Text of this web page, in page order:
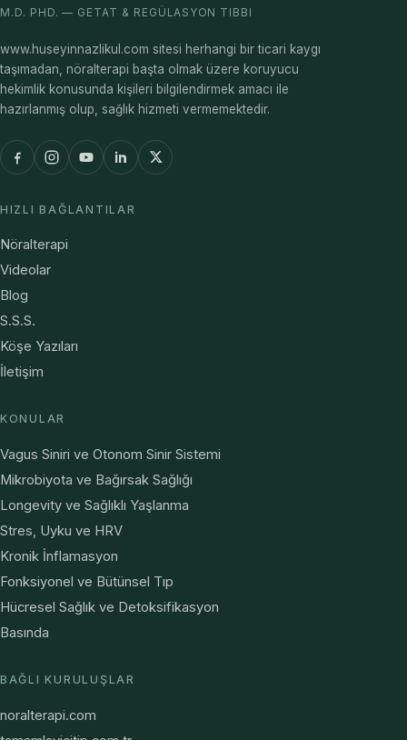
M.D. PHD. — GETAT & REGÜLASYON TIBBI
www.huseyinnazlikul.com sitesi herhangi bir ticari kaygı
taşımadan, nöralterapi başta olmak üzere koruyucu
hekimlik konusunda kişileri bilgilendirmek amacı ile
hazırlanmış olup, sağlık hizmeti vermemektedir.
HIZLI BAĞLANTILAR
Nöralterapi
Videolar
Blog
S.S.S.
Köşe Yazıları
İletişim
KONULAR
Vagus Siniri ve Otonom Sinir Sistemi
Mikrobiyota ve Bağırsak Sağlığı
Longevity ve Sağlıklı Yaşlanma
Stres, Uyku ve HRV
Kronik İnflamasyon
Fonksiyonel ve Bütünsel Tıp
Hücresel Sağlık ve Detoksifikasyon
Basında
BAĞLI KURULUŞLAR
noralterapi.com